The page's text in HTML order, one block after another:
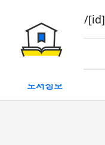
book/rent/[id]
대여
도서정보